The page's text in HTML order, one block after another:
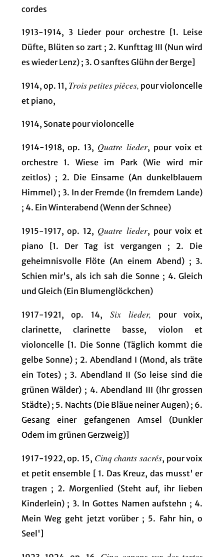
cordes
1913-1914, 3 Lieder pour orchestre [1. Leise
Düfte, Blüten so zart ; 2. Kunfttag III (Nun wird
es wieder Lenz) ; 3. O sanftes Glühn der Berge]
1914, op. 11, Trois petites pièces, pour violoncelle
et piano,
1914, Sonate pour violoncelle
1914-1918, op. 13, Quatre lieder, pour voix et
orchestre 1. Wiese im Park (Wie wird mir
zeitlos) ; 2. Die Einsame (An dunkelblauem
Himmel) ; 3. In der Fremde (In fremdem Lande)
; 4. Ein Winterabend (Wenn der Schnee)
1915-1917, op. 12, Quatre lieder, pour voix et
piano [1. Der Tag ist vergangen ; 2. Die
geheimnisvolle Flöte (An einem Abend) ; 3.
Schien mir's, als ich sah die Sonne ; 4. Gleich
und Gleich (Ein Blumenglöckchen)
1917-1921, op. 14, Six lieder, pour voix,
clarinette, clarinette basse, violon et
violoncelle [1. Die Sonne (Täglich kommt die
gelbe Sonne) ; 2. Abendland I (Mond, als träte
ein Totes) ; 3. Abendland II (So leise sind die
grünen Wälder) ; 4. Abendland III (Ihr grossen
Städte) ; 5. Nachts (Die Bläue neiner Augen) ; 6.
Gesang einer gefangenen Amsel (Dunkler
Odem im grünen Gerzweig)]
1917-1922, op. 15, Cinq chants sacrés, pour voix
et petit ensemble [ 1. Das Kreuz, das musst' er
tragen ; 2. Morgenlied (Steht auf, ihr lieben
Kinderlein) ; 3. In Gottes Namen aufstehn ; 4.
Mein Weg geht jetzt vorüber ; 5. Fahr hin, o
Seel']